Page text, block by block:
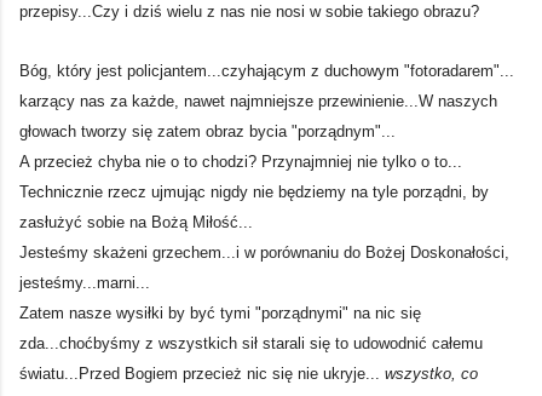
przepisy...Czy i dziś wielu z nas nie nosi w sobie takiego obrazu?
Bóg, który jest policjantem...czyhającym z duchowym "fotoradarem"...
karzący nas za każde, nawet najmniejsze przewinienie...W naszych
głowach tworzy się zatem obraz bycia "porządnym"...
A przecież chyba nie o to chodzi? Przynajmniej nie tylko o to...
Technicznie rzecz ujmując nigdy nie będziemy na tyle porządni, by
zasłużyć sobie na Bożą Miłość...
Jesteśmy skażeni grzechem...i w porównaniu do Bożej Doskonałości,
jesteśmy...marni...
Zatem nasze wysiłki by być tymi "porządnymi" na nic się
zda...choćbyśmy z wszystkich sił starali się to udowodnić całemu
światu...Przed Bogiem przecież nic się nie ukryje...
wszystko, co